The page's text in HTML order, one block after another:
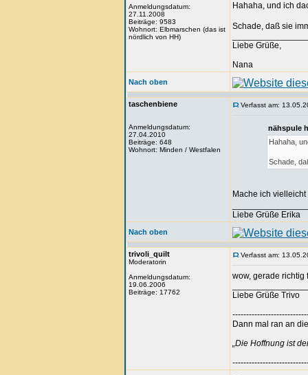
Anmeldungsdatum:
27.11.2008
Beiträge: 9583
Wohnort: Elbmarschen (das ist
nördlich von HH)
Hahaha, und ich
Schade, daß sie
Liebe Grüße,
Nana
Nach oben
taschenbiene
Anmeldungsdatum:
27.04.2010
Beiträge: 648
Wohnort: Minden / Westfalen
Verfasst am:
nähspule
Hahaha,
Schade,
Mache ich
Liebe Grüße Erika
Nach oben
trivoli_quilt
Moderatorin
Anmeldungsdatum:
19.06.2006
Beiträge: 17762
Verfasst am:
wow, gerade richtig
Liebe Grüße Trivo
Dann mal ran an
„Die Hoffnung ist